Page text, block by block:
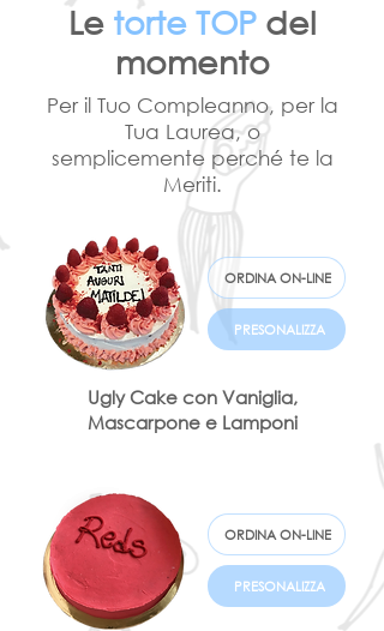
Ugly Cake con Vaniglia,
Mascarpone e Lamponi
PRESONALIZZA
ORDINA ON-LINE
PRESONALIZZA
ORDINA ON-LINE
Le torte TOP del
momento
Per il Tuo Compleanno, per la
Tua Laurea, o
semplicemente perché te la
Meriti.